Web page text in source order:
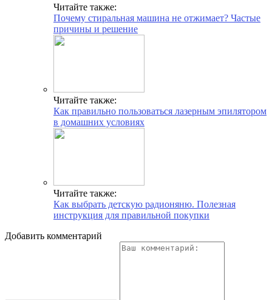
Читайте также:
Почему стиральная машина не отжимает? Частые
причины и решение
Читайте также:
Как правильно пользоваться лазерным эпилятором
в домашних условиях
Читайте также:
Как выбрать детскую радионяню. Полезная
инструкция для правильной покупки
Добавить комментарий